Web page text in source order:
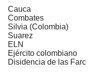
Cauca
Combates
Silvia (Colombia)
Suarez
ELN
Ejército colombiano
Disidencia de las Farc